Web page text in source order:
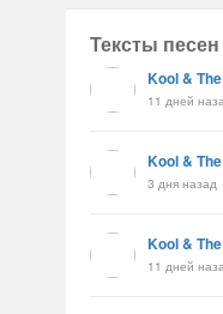
Тексты
Kool &
11 дней
Kool &
3 дня назад
Kool &
11 дней